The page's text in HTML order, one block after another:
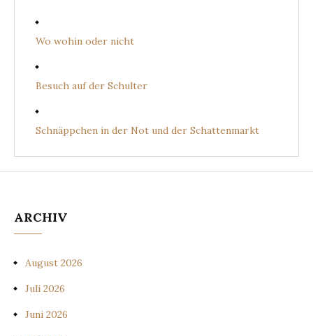
Wo wohin oder nicht
Besuch auf der Schulter
Schnäppchen in der Not und der Schattenmarkt
ARCHIV
August 2026
Juli 2026
Juni 2026